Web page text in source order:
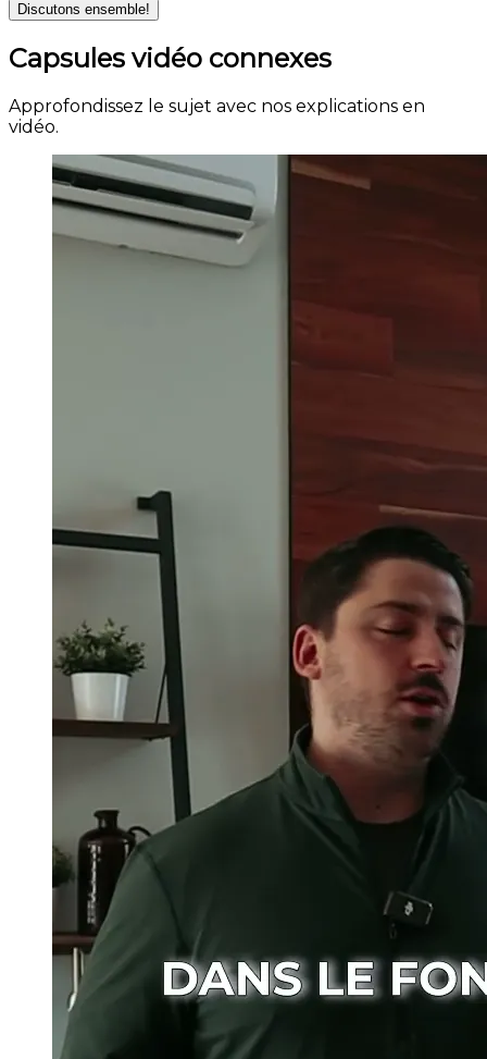
Discutons ensemble!
Capsules vidéo connexes
Approfondissez le sujet avec nos explications en
vidéo.